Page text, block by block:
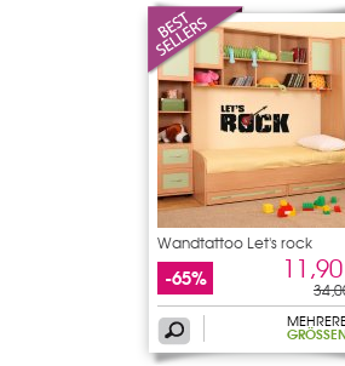
Wandtattoo Let's rock
-65%
GRÖSSEN